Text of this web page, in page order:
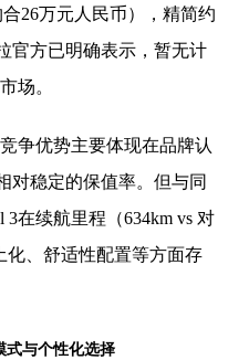
26万元人民币），精简约
官方已明确表示，暂无计
场。
争优势主要体现在品牌认
对稳定的保值率。但与同
在续航里程（634km vs 对
化、舒适性配置等方面存
式与个性化选择